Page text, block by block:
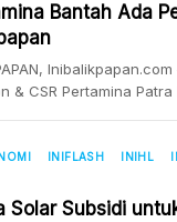
Daerah (BPBD),
Kota Balikpapan,
(ARFF), Tim
Bantah Ada
& CSR Pertamina
awak media pada
tidak ada
dunia kini tengah
INIFLASH INIHL
Solar Subsidi